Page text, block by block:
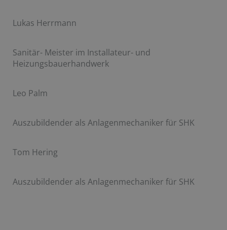
Lukas Herrmann
Sanitär- Meister im Installateur- und
Heizungsbauerhandwerk
Leo Palm
Auszubildender als Anlagenmechaniker für SHK
Tom Hering
Auszubildender als Anlagenmechaniker für SHK